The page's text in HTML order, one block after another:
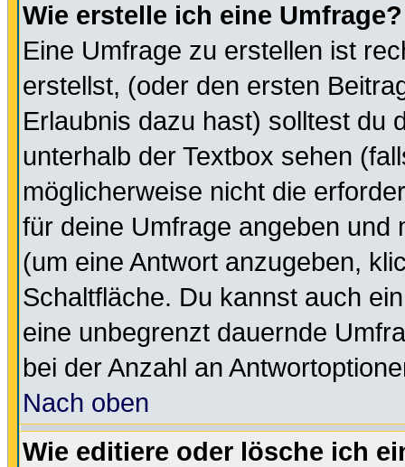
Wie erstelle ich eine Umfrage?
Eine Umfrage zu erstellen ist
erstellst, (oder den ersten
Erlaubnis dazu hast) solltest du
unterhalb der Textbox sehen
möglicherweise nicht die
für deine Umfrage angeben und
(um eine Antwort anzugeben,
Schaltfläche. Du kannst auch
eine unbegrenzt dauernde
bei der Anzahl an
Nach oben
Wie editiere oder lösche ich